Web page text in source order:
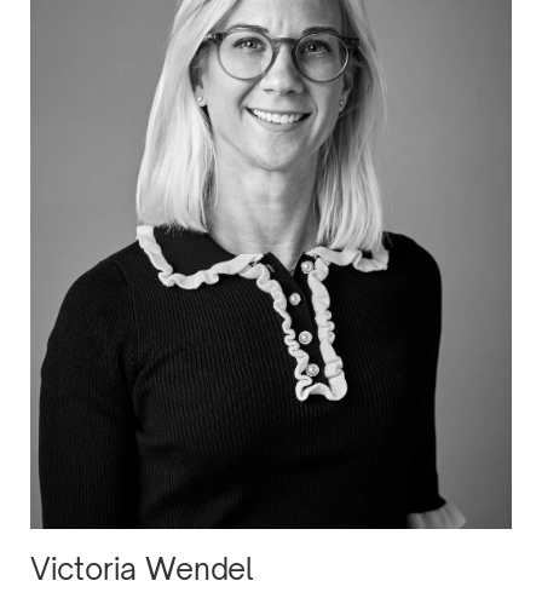
Victoria Wendel